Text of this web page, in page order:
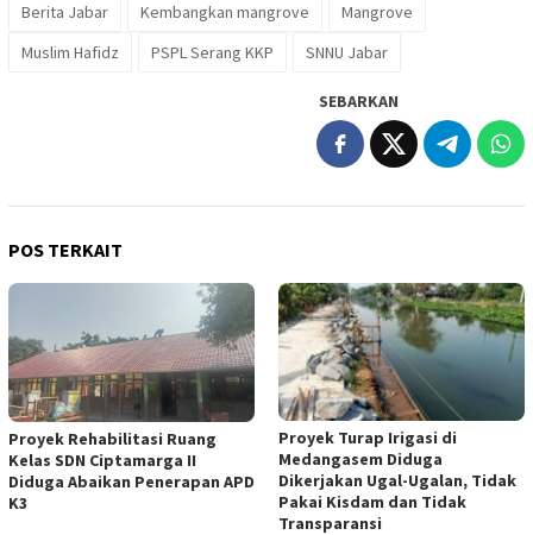
Berita Jabar Kembangkan mangrove
Mangrove
Muslim Hafidz
PSPL Serang KKP SNNU Jabar
SEBARKAN
POS TERKAIT
Proyek Rehabilitasi Ruang
Kelas SDN Ciptamarga II
Diduga Abaikan Penerapan APD
K3
Proyek Turap Irigasi di
Medangasem Diduga
Dikerjakan Ugal-Ugalan, Tidak
Pakai Kisdam dan Tidak
Transparansi